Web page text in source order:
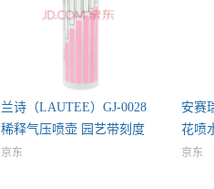
兰诗（LAUTEE）GJ-0028
稀释气压喷壶 园艺带刻度
喷
京东
安赛
花喷
京东